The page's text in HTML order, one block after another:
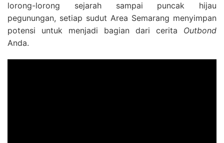
lorong-lorong sejarah sampai puncak hijau
pegunungan, setiap sudut Area Semarang menyimpan
potensi untuk menjadi bagian dari cerita Outbond
Anda.